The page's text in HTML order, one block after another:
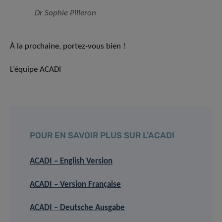
Dr Sophie Pilleron
À la prochaine, portez-vous bien !
L’équipe ACADI
POUR EN SAVOIR PLUS SUR L’ACADI
ACADI – English Version
ACADI – Version Française
ACADI – Deutsche Ausgabe